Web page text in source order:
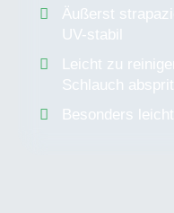
Äußerst
UV-stabil
Leicht zu
Schlauch
Besonders